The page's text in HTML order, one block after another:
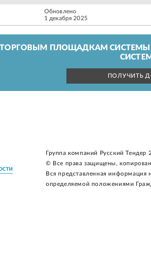
Обновлено
1 декабря 2025
ПЛОЩАДКАМ СИСТЕМЫ
ПОЛУЧИТЬ
Группа компаний Русский Тендер
© Все права защищены,
Вся представленная информация
определяемой положениями